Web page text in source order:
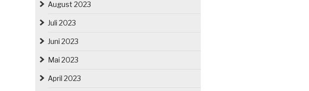
August 2023
Juli 2023
Juni 2023
Mai 2023
April 2023